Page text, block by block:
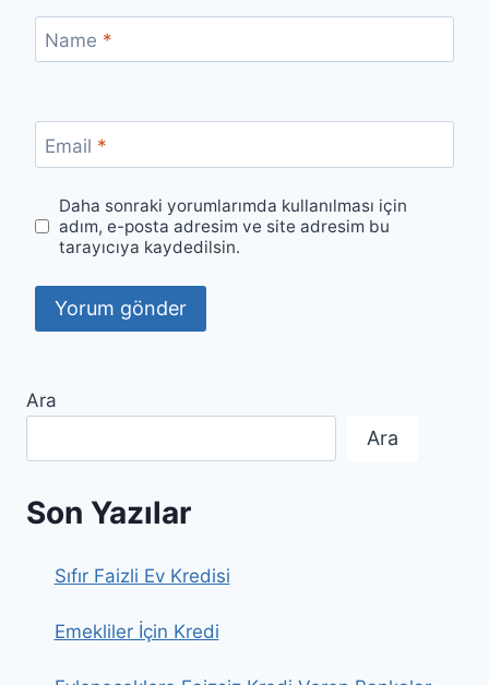
Name *
Email *
Daha sonraki yorumlarımda kullanılması için
adım, e-posta adresim ve site adresim bu
tarayıcıya kaydedilsin.
Ara
Ara
Son Yazılar
Sıfır Faizli Ev Kredisi
Emekliler İçin Kredi